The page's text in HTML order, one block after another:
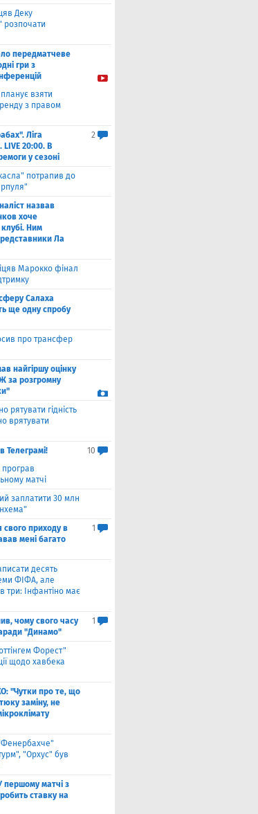
Деку
розпочати
передматчеве
гри з
взяти
з правом
Ліга
20:00. В
у сезоні
2
потрапив до
назвав
хоче
Ним
Ла
Марокко фінал
Салаха
ще одну спробу
про трансфер
найгіршу оцінку
за розгромну
рятувати гідність
врятувати
Телеграмі!
10
матчі
заплатити 30 млн
приходу в
мені багато
1
десять
ФІФА, але
три: Інфантіно має
чому свого часу
"Динамо"
1
Форест"
щодо хавбека
"Чутки про те, що
заміну, не
"Орхус" був
першому матчі з
ставку на